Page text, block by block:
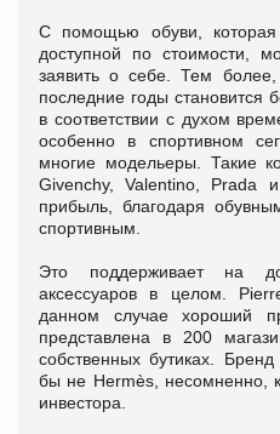
С помощью обуви, которая
доступной по стоимости,
заявить о себе. Тем более,
последние годы становится
в соответствии с духом
особенно в спортивном
многие модельеры. Такие
Givenchy, Valentino, Prada
прибыль, благодаря
спортивным.
Это поддерживает на
аксессуаров в целом.
данном случае хороший
представлена в 200
собственных бутиках.
бы не Hermès, несомненно,
инвестора.